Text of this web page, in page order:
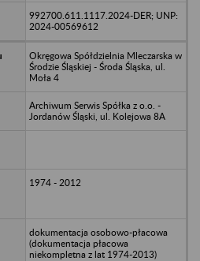
992700.611.1117.2024-DER; UNP:
2024-00569612
Okręgowa Spółdzielnia Mleczarska w
Środzie Śląskiej - Środa Śląska, ul.
Moła 4
Archiwum Serwis Spółka z o.o. -
Jordanów Śląski, ul. Kolejowa 8A
1974 - 2012
dokumentacja osobowo-płacowa
(dokumentacja płacowa
niekompletna z lat 1974-2013)